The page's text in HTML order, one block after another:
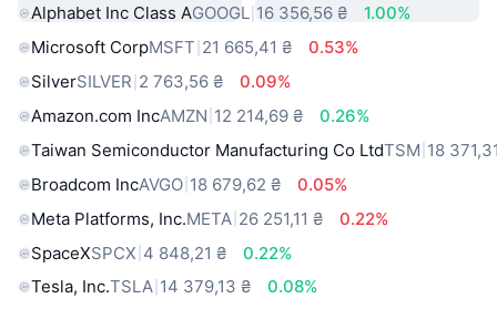
Alphabet Inc Class AGOOGL 16 356,56 ₴
1.00%
Microsoft CorpMSFT 21 665,41 ₴
0.53%
SilverSILVER 2 763,56 ₴
0.09%
Amazon.com IncAMZN 12 214,69 ₴
0.26%
Taiwan Semiconductor Manufacturing Co LtdTSM 18
Broadcom IncAVGO 18 679,62 ₴
0.05%
Meta Platforms, Inc.META 26 251,11 ₴
0.22%
SpaceXSPCX 4 848,21 ₴
0.22%
Tesla, Inc.TSLA 14 379,13 ₴
0.08%